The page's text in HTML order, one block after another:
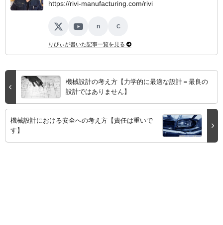
https://rivi-manufacturing.com/rivi
X YouTube
n C
りびぃが書いた記事一覧を見る
機械設計の考え方【力学的に最適な設計＝最良の
設計ではありません】
機械設計における安全への考え方【責任は重いで
す】